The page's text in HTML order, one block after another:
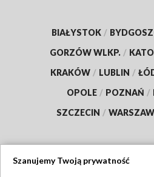
BIAŁYSTOK /
GORZÓW WLKP. /
KRAKÓW / LUBLIN /
OPOLE / POZNAŃ /
SZCZECIN /
Szanujemy Twoją prywatność